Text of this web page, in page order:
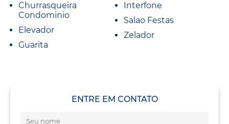
Churrasqueira
Condominio
Elevador
Guarita
Interfone
Salao Festas
Zelador
ENTRE EM CONTATO